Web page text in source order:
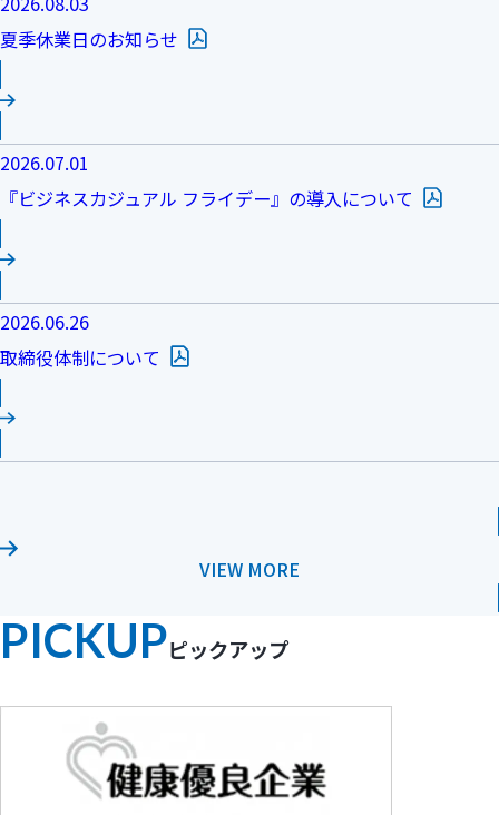
夏季休業日のお知らせ
2026.07.01
『ビジネスカジュアル フライデー』の導入について
2026.06.26
取締役体制について
VIEW MORE
PICKUPピックアップ